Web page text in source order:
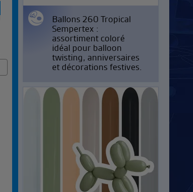
Ballons 260 Tropical
Sempertex :
assortiment coloré
idéal pour balloon
twisting, anniversaires
et décorations festives.